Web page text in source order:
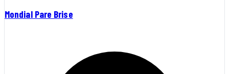
Mondial Pare Brise